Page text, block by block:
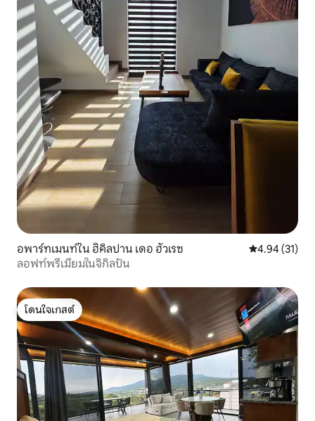
อพาร์ทเมนท์ใน ฮิคิลปาน เดอ ฮัวเรซ คะแนนเฉลี่ย
4.94 (31)
ลอฟท์พรีเมียมในจิกิลปัน
โดนใจเกสต์
โดนใจเกสต์